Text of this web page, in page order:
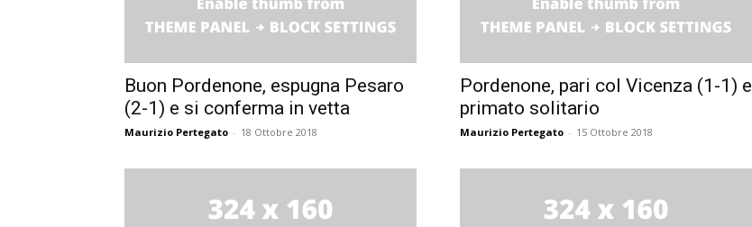
Buon Pordenone, espugna Pesaro
(2-1) e si conferma in vetta
Maurizio Pertegato - 18 Ottobre 2018
Pordenone, pari col Vicenza (1-1) e
primato solitario
Maurizio Pertegato - 15 Ottobre 2018